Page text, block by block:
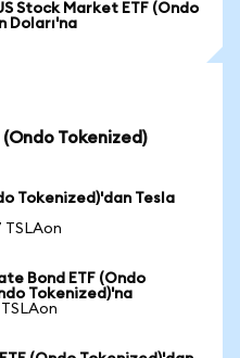
Stock Market ETF (Ondo
Doları'na
Tokenized)
Tokenized)'dan Tesla
TSLAon
Bond ETF (Ondo
Tokenized)'na